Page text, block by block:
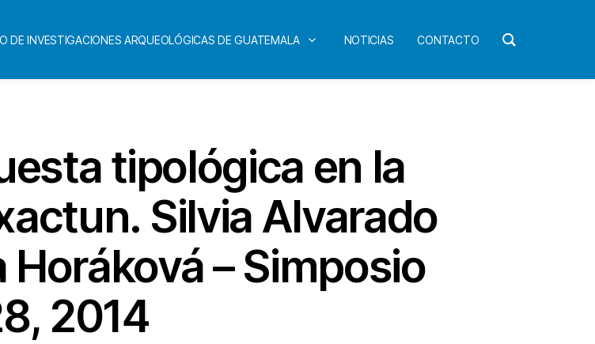
DE INVESTIGACIONES ARQUEOLÓGICAS DE GUATEMALA NOTICIAS CONTACTO
tipológica en la
Silvia Alvarado
Horáková – Simposio
2014